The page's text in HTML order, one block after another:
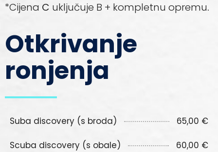
*Cijena C uključuje B + kompletnu opremu.
Otkrivanje
ronjenja
Suba discovery (s broda) 65,00 €
Scuba discovery (s obale) 60,00 €